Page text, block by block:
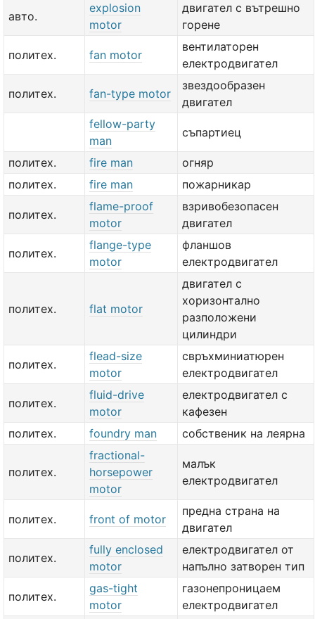
авто.
explosion
motor
двигател с вътрешно
горене
политех. fan motor
вентилаторен
електродвигател
политех. fan-type motor
звездообразен
двигател
fellow-party
man
съпартиец
политех. fire man
огняр
политех.
fire man пожарникар
политех.
flame-proof
motor
взривобезопасен
двигател
политех.
flange-type
motor
фланшов
електродвигател
политех. flat motor
двигател с
хоризонтално
разположени
цилиндри
политех.
flead-size
motor
свръхминиатюрен
електродвигател
политех.
fluid-drive
motor
електродвигател с
кафезен
политех.
foundry man собственик на леярна
политех.
fractional-
horsepower
motor
малък
електродвигател
политех. front of motor
предна страна на
двигател
политех.
fully enclosed
motor
електродвигател от
напълно затворен тип
политех.
gas-tight
motor
газонепроницаем
електродвигател